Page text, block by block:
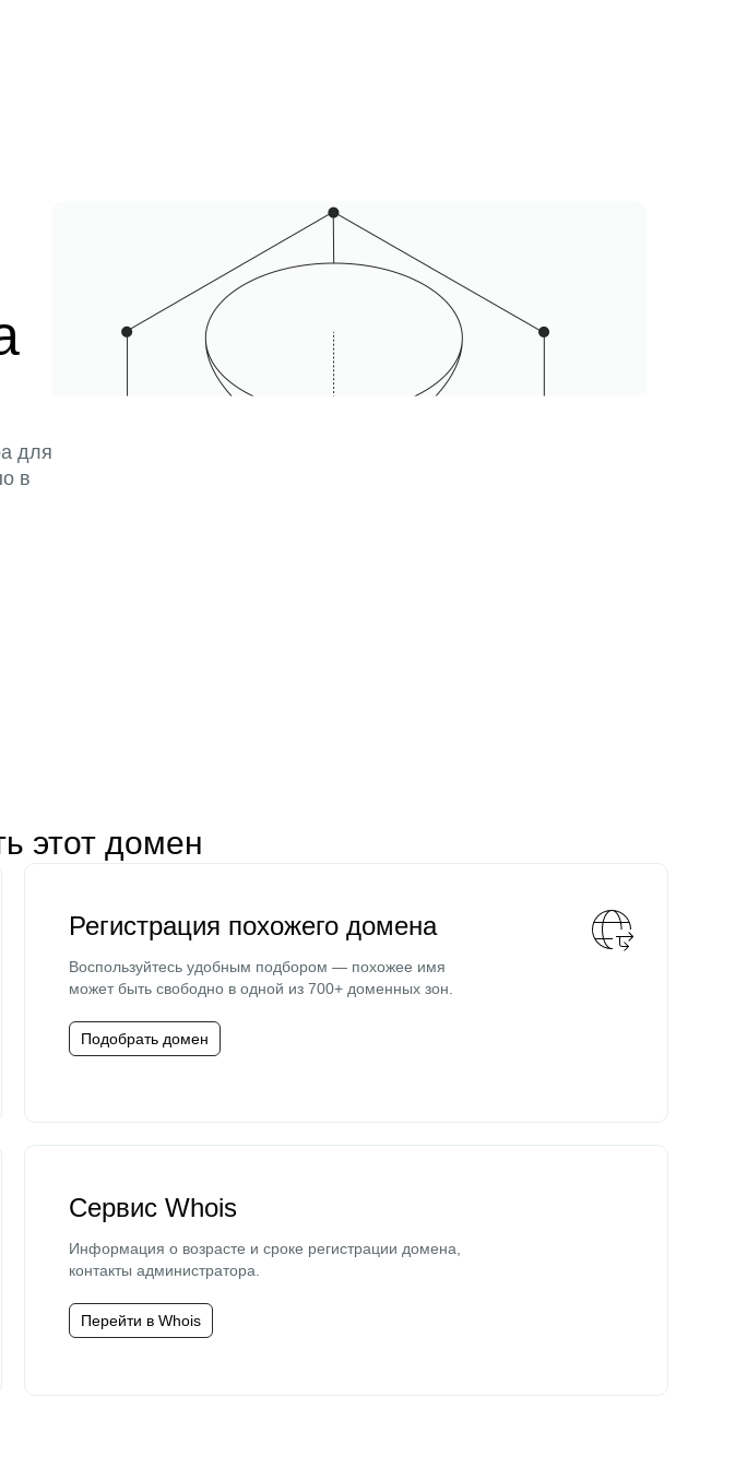
для
в
этот домен
Регистрация похожего домена
Воспользуйтесь удобным подбором — похожее имя
может быть свободно в одной из 700+ доменных зон.
Подобрать домен
Сервис Whois
Информация о возрасте и сроке регистрации домена,
контакты администратора.
Перейти в Whois